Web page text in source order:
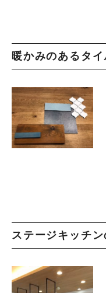
暖かみのあるタ
ステージキッチ